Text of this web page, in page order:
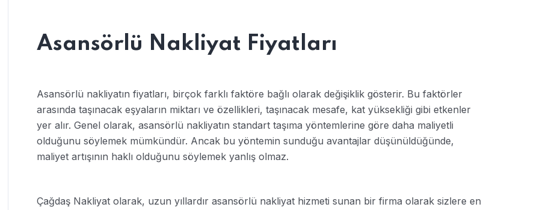
Asansörlü Nakliyat Fiyatları
Asansörlü nakliyatın fiyatları, birçok farklı faktöre bağlı olarak değişiklik gösterir. Bu faktörler
arasında taşınacak eşyaların miktarı ve özellikleri, taşınacak mesafe, kat yüksekliği gibi etkenler
yer alır. Genel olarak, asansörlü nakliyatın standart taşıma yöntemlerine göre daha maliyetli
olduğunu söylemek mümkündür. Ancak bu yöntemin sunduğu avantajlar düşünüldüğünde,
maliyet artışının haklı olduğunu söylemek yanlış olmaz.
Çağdaş Nakliyat olarak, uzun yıllardır asansörlü nakliyat hizmeti sunan bir firma olarak sizlere en